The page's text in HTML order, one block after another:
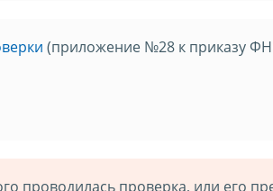
(приложение №28 к приказу
проводилась проверка, или его